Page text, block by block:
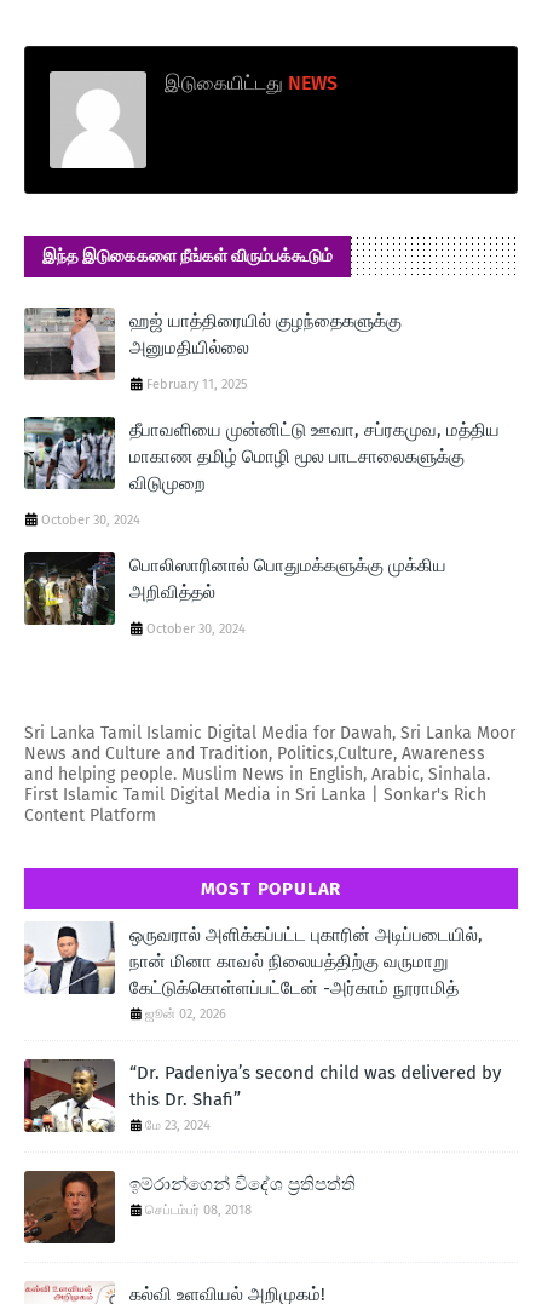
இடுகையிட்டது NEWS
இந்த இடுகைகளை நீங்கள் விரும்பக்கூடும்
ஹஜ் யாத்திரையில் குழந்தைகளுக்கு
அனுமதியில்லை
February 11, 2025
தீபாவளியை முன்னிட்டு ஊவா, சப்ரகமுவ, மத்திய
மாகாண தமிழ் மொழி மூல பாடசாலைகளுக்கு
விடுமுறை
October 30, 2024
பொலிஸாரினால் பொதுமக்களுக்கு முக்கிய
அறிவித்தல்
October 30, 2024
Sri Lanka Tamil Islamic Digital Media for Dawah, Sri Lanka Moor
News and Culture and Tradition, Politics,Culture, Awareness
and helping people. Muslim News in English, Arabic, Sinhala.
First Islamic Tamil Digital Media in Sri Lanka | Sonkar's Rich
Content Platform
MOST POPULAR
ஒருவரால் அளிக்கப்பட்ட புகாரின் அடிப்படையில்,
நான் மினா காவல் நிலையத்திற்கு வருமாறு
கேட்டுக்கொள்ளப்பட்டேன் -அர்காம் நூராமித்
ஜூன் 02, 2026
“Dr. Padeniya’s second child was delivered by
this Dr. Shafi”
மே 23, 2024
ඉම්රාන්ගෙන් විදේශ ප‍්‍රතිපත්ති
செப்டம்பர் 08, 2018
கல்வி உளவியல் அறிமுகம்!